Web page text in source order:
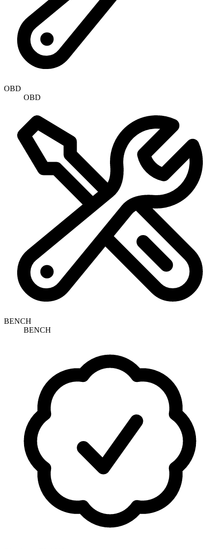
OBD
OBD
BENCH
BENCH